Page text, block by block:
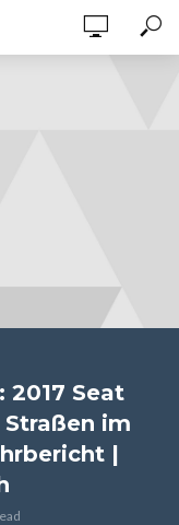
Seat
Straßen im
|